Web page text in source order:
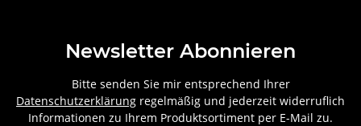
Newsletter Abonnieren
Bitte senden Sie mir entsprechend Ihrer
Datenschutzerklärung regelmäßig und jederzeit widerruflich
Informationen zu Ihrem Produktsortiment per E-Mail zu.